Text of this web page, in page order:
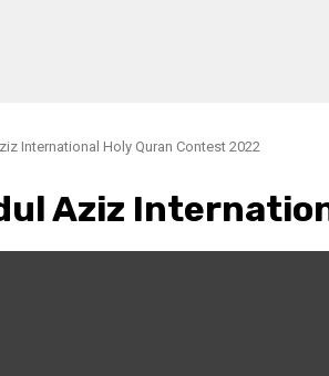
International Holy Quran Contest 2022
Aziz